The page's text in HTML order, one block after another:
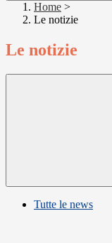
Home >
Le notizie
Le notizie
Tutte le news